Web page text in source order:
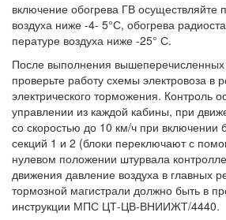
включение обогрева ГВ осуществляйте
воздуха ниже -4- 5°С, обогрева
пературе воздуха ниже -25° С.
После выполнения вышеперечисленных
проверьте работу схемы электровоза в
электрического торможения. Контроль
управлении из каждой кабины, при
со скоростью до 10 км/ч при включении
секций 1 и 2 (блоки переключают с
нулевом положении штурвала
движения давление воздуха в главных
тормозной магистрали должно быть в
инструкции МПС ЦТ-ЦВ-ВНИИЖТ/4440.